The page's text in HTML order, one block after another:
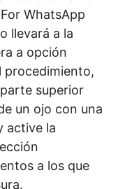
WhatsApp
llevará a la
a opción
procedimiento,
superior
un ojo con una
active la
a los que